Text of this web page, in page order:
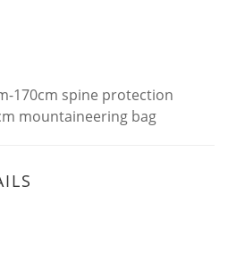
170cm spine protection
mountaineering bag